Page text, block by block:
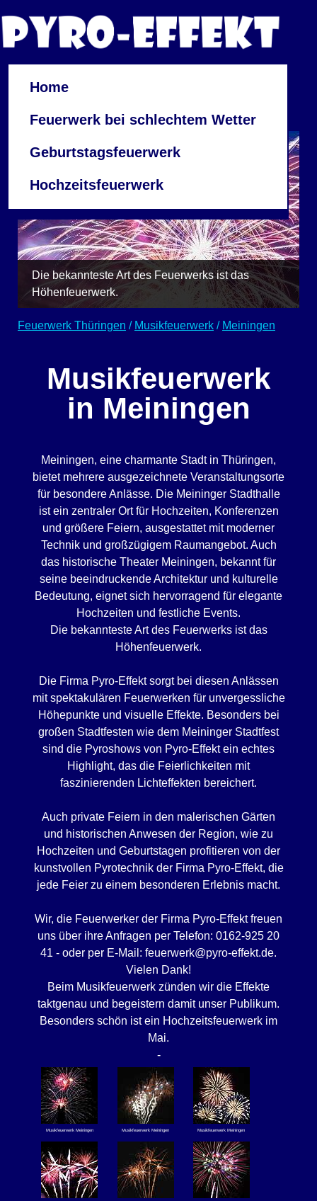
Home
Feuerwerk bei schlechtem Wetter
Geburtstagsfeuerwerk
Hochzeitsfeuerwerk
Die bekannteste Art des Feuerwerks ist das
Höhenfeuerwerk.
Feuerwerk Thüringen / Musikfeuerwerk / Meiningen
Musikfeuerwerk
in Meiningen
Meiningen, eine charmante Stadt in Thüringen,
bietet mehrere ausgezeichnete Veranstaltungsorte
für besondere Anlässe. Die Meininger Stadthalle
ist ein zentraler Ort für Hochzeiten, Konferenzen
und größere Feiern, ausgestattet mit moderner
Technik und großzügigem Raumangebot. Auch
das historische Theater Meiningen, bekannt für
seine beeindruckende Architektur und kulturelle
Bedeutung, eignet sich hervorragend für elegante
Hochzeiten und festliche Events.
Die bekannteste Art des Feuerwerks ist das
Höhenfeuerwerk.
Die Firma Pyro-Effekt sorgt bei diesen Anlässen
mit spektakulären Feuerwerken für unvergessliche
Höhepunkte und visuelle Effekte. Besonders bei
großen Stadtfesten wie dem Meininger Stadtfest
sind die Pyroshows von Pyro-Effekt ein echtes
Highlight, das die Feierlichkeiten mit
faszinierenden Lichteffekten bereichert.
Auch private Feiern in den malerischen Gärten
und historischen Anwesen der Region, wie zu
Hochzeiten und Geburtstagen profitieren von der
kunstvollen Pyrotechnik der Firma Pyro-Effekt, die
jede Feier zu einem besonderen Erlebnis macht.
Wir, die Feuerwerker der Firma Pyro-Effekt freuen
uns über ihre Anfragen per Telefon: 0162-925 20
41 - oder per E-Mail: feuerwerk@pyro-effekt.de.
Vielen Dank!
Beim Musikfeuerwerk zünden wir die Effekte
taktgenau und begeistern damit unser Publikum.
Besonders schön ist ein Hochzeitsfeuerwerk im
Mai.
-
Musikfeuerwerk Meiningen Musikfeuerwerk Meiningen Musikfeuerwerk Meiningen